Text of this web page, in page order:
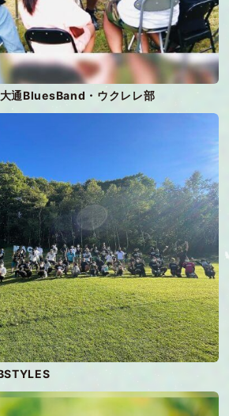
通BluesBand・ウクレレ部